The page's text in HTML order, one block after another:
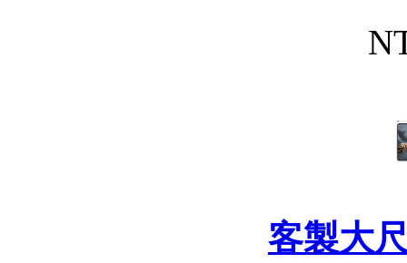
客製大